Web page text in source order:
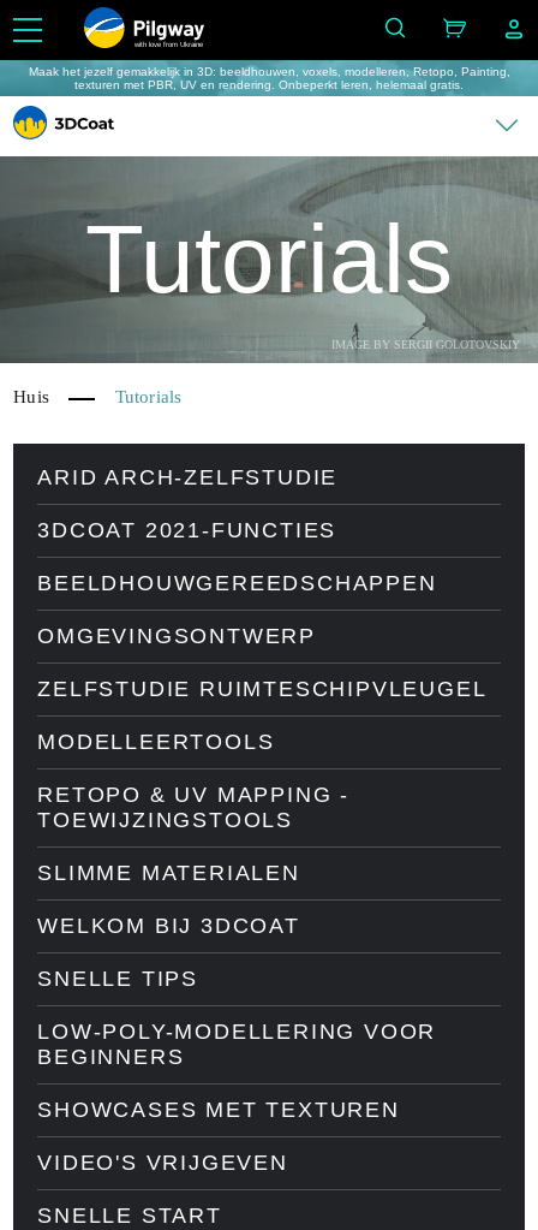
with love from Ukraine
Maak het jezelf gemakkelijk in 3D: beeldhouwen, voxels, modelleren, Retopo, Painting,
texturen met PBR, UV en rendering. Onbeperkt leren, helemaal gratis.
IMAGE BY SERGII GOLOTOVSKIY
Tutorials
Huis Tutorials
ARID ARCH-ZELFSTUDIE
3DCOAT 2021-FUNCTIES
BEELDHOUWGEREEDSCHAPPEN
OMGEVINGSONTWERP
ZELFSTUDIE RUIMTESCHIPVLEUGEL
MODELLEERTOOLS
RETOPO & UV MAPPING -
TOEWIJZINGSTOOLS
SLIMME MATERIALEN
WELKOM BIJ 3DCOAT
SNELLE TIPS
LOW-POLY-MODELLERING VOOR
BEGINNERS
SHOWCASES MET TEXTUREN
VIDEO'S VRIJGEVEN
SNELLE START